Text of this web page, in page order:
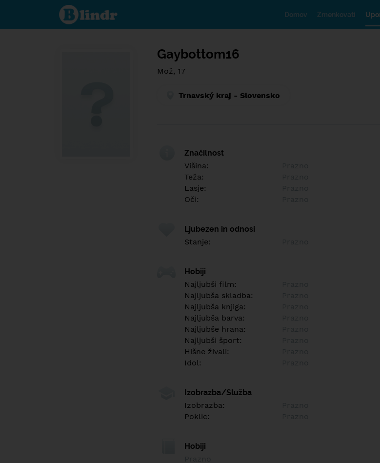
Find out
what's
under
Domov Zmenkovati
Gaybottom16
Mož, 17
Trnavský kraj - Slovensko
Značilnost
Višina:
Teža:
Lasje:
Oči:
Ljubezen in odnosi
Stanje:
Hobiji
Najljubši film:
Najljubša skladba:
Najljubša knjiga:
Najljubša barva:
Najljubše hrana:
Najljubši šport:
Hišne živali:
Idol:
Izobrazba/Služba
Izobrazba:
Poklic:
Hobiji